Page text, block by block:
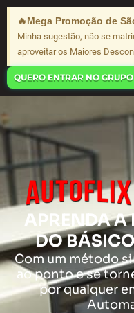
para
conteúdo
🔥Mega Promoção de
Minha sugestão, não se
aproveitar os Maiores
QUERO ENTRAR NO
APRENDA A
DO
Com um método
ao ponto e se
por qualquer